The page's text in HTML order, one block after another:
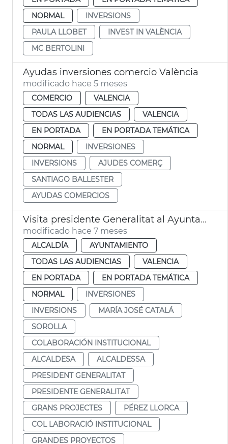
NORMAL
INVERSIONS
PAULA LLOBET
INVEST IN VALÈNCIA
MC BERTOLINI
Ayudas inversiones comercio València
modificado hace 5 meses
COMERCIO
VALENCIA
TODAS LAS AUDIENCIAS
VALENCIA
EN PORTADA
EN PORTADA TEMÁTICA
NORMAL
INVERSIONES
INVERSIONS
AJUDES COMERÇ
SANTIAGO BALLESTER
AYUDAS COMERCIOS
Visita presidente Generalitat al Ayuntamiento. Sorolla
modificado hace 7 meses
ALCALDÍA
AYUNTAMIENTO
TODAS LAS AUDIENCIAS
VALENCIA
EN PORTADA
EN PORTADA TEMÁTICA
NORMAL
INVERSIONES
INVERSIONS
MARÍA JOSÉ CATALÁ
SOROLLA
COLABORACIÓN INSTITUCIONAL
ALCALDESA
ALCALDESSA
PRESIDENT GENERALITAT
PRESIDENTE GENERALITAT
GRANS PROJECTES
PÉREZ LLORCA
COL LABORACIÓ INSTITUCIONAL
GRANDES PROYECTOS